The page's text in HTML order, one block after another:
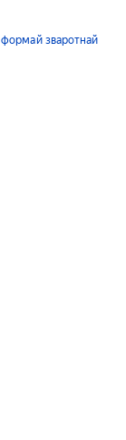
формай зваротнай